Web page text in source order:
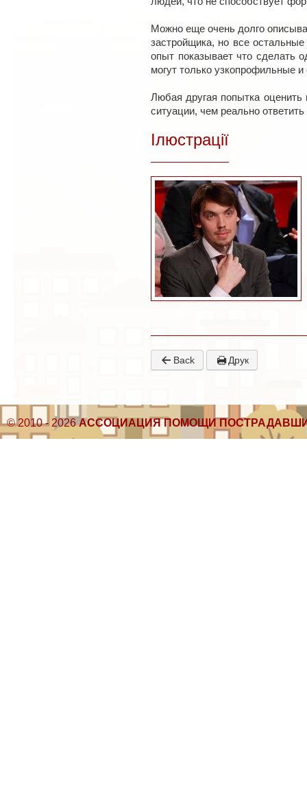
Можно еще очень долго
застройщика, но все
опыт показывает что сделать
могут только узкопрофильные
Любая другая попытка
ситуации, чем реально
Ілюстрації
Back Друк
© 2010 - 2026АССОЦИАЦИЯ ПОМОЩИ